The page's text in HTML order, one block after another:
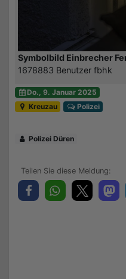
Symbolbild Einbrecher
1678883 Benutzer fbhk
Do., 9. Januar 2025
Kreuzau
Polizei
Polizei Düren